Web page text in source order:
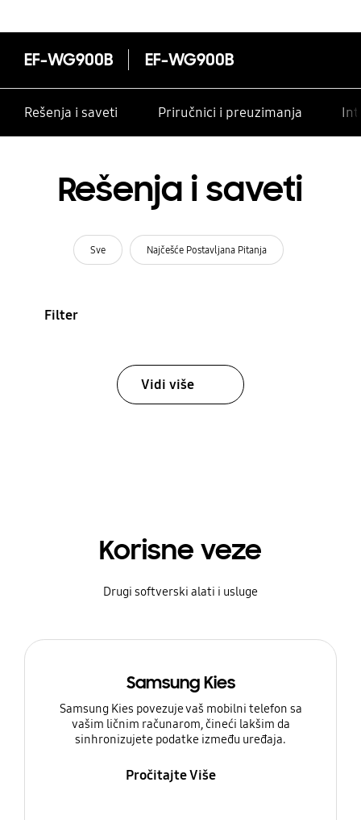
EF-WG900B EF-WG900B
Rešenja i saveti Priručnici i preuzimanja
Rešenja i saveti
Sve Najčešće Postavljana Pitanja
Filter
Vidi više
Korisne veze
Drugi softverski alati i usluge
Samsung Kies
Samsung Kies povezuje vaš mobilni telefon sa
vašim ličnim računarom, čineći lakšim da
sinhronizujete podatke između uređaja.
Pročitajte Više